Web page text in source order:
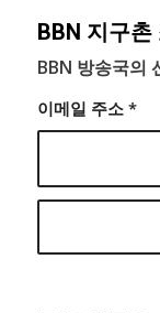
BBN 지구촌
BBN 방송국의
이메일 주소 *